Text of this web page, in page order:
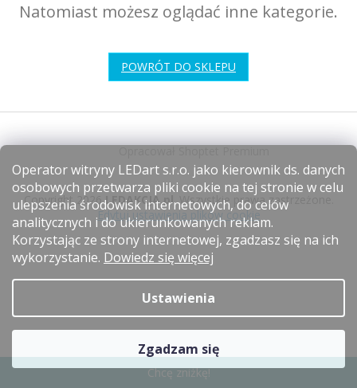
Operator witryny LEDart s.r.o. jako kierownik ds. danych
osobowych przetwarza pliki cookie na tej stronie w celu
ulepszenia środowisk internetowych, do celów
analitycznych i do ukierunkowanych reklam.
Korzystając ze strony internetowej, zgadzasz się na ich
wykorzystanie. Dowiedz się więcej
Ustawienia
Zgadzam się
Natomiast możesz oglądać inne kategorie.
POWRÓT DO SKLEPU
S
o
Copyright 2026LEDAKCJA.pl. Wszystkie prawa zastrzeżone.
Edytuj ustawienia plików cookie
Chcę zniżkę!